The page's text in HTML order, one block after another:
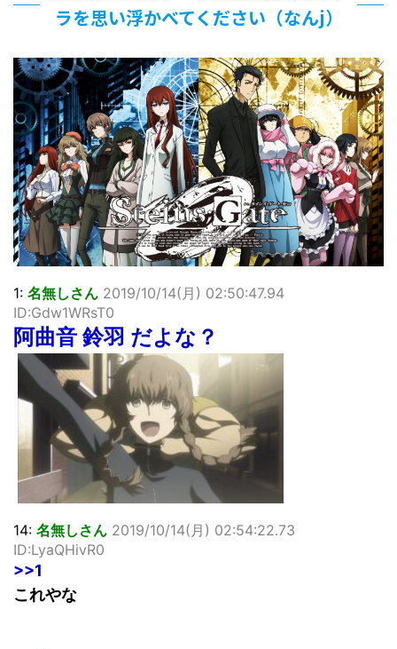
てしまう…
北原ももさんの挑発!!!
【画像】顔100点、体30点の女ｗｗｗ
…背が高い娘
佐藤絢音ちゃん(11)が万バズ！！
「洋画に日本版主題歌は必要か?」論争
超能力が使えるようになったので限界まで極める事にした件
その２
北原ももさんの挑発!!!
【画像】『プリズマ☆イリヤ』の新グッズ、流石に一線を越
えてしまう
体する前から面白いんだよなぁ
まとめチェッカーは閉鎖しました。RSSの解除をお願いしま
す。
【信長の野望・新生】米問屋をどういう時にどこに建てるの
かわからない
NHKにようこそ！を見終えたんだがｗｗｗ
Powered by livedoor 相互RSS
ラを思い浮かべてください（なんj）
1: 名無しさん 2019/10/14(月) 02:50:47.94
ID:Gdw1WRsT0
阿曲音 鈴羽 だよな？
14: 名無しさん 2019/10/14(月) 02:54:22.73
ID:LyaQHivR0
>>1
これやな